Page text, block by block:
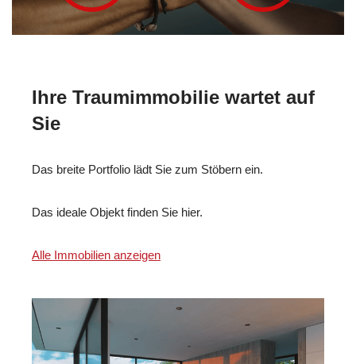
Ihre Traumimmobilie wartet auf
Sie
Das breite Portfolio lädt Sie zum Stöbern ein.
Das ideale Objekt finden Sie hier.
Alle Immobilien anzeigen